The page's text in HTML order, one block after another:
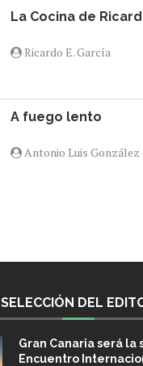
La Cocina de
Ricardo E. García
A fuego lento
Antonio Luis González
SELECCIÓN DEL
Gran Canaria será la
Encuentro